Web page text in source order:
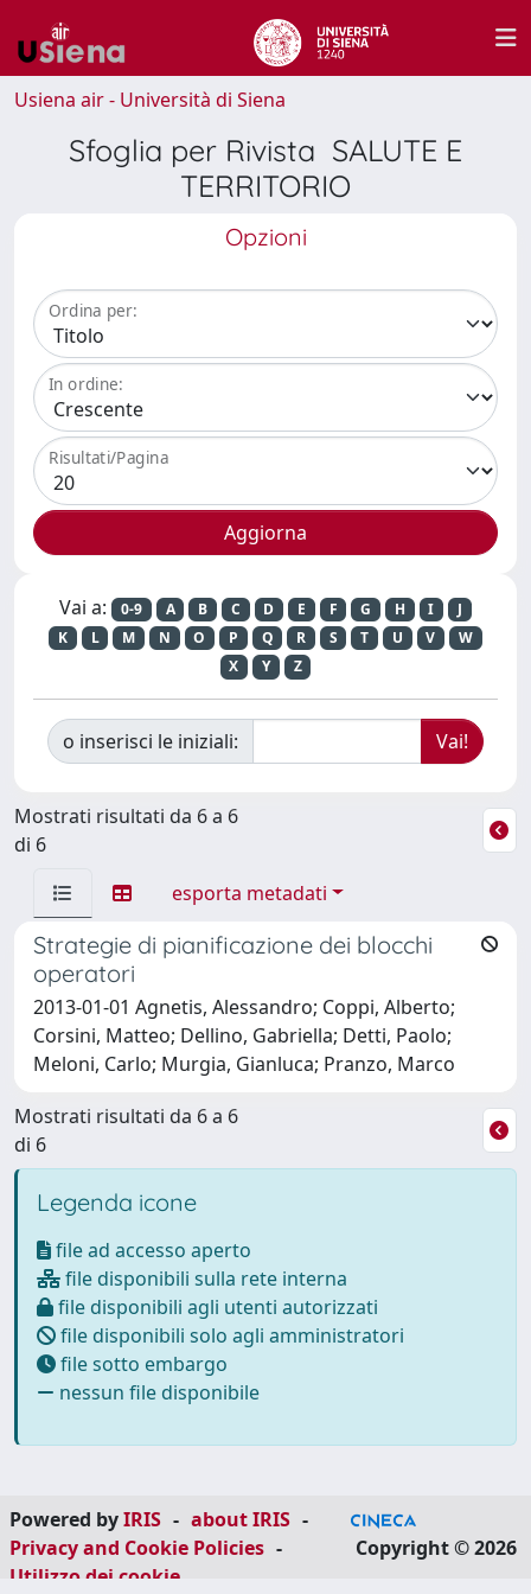
Usiena air - Università di Siena
Sfoglia per Rivista SALUTE E
TERRITORIO
Opzioni
Ordina per:
In ordine:
Risultati/Pagina
Vai a: 0-9 A B C D E F G H I
J
K
L M N O P Q R S T U V
W
X
Y Z
o inserisci le iniziali:
Mostrati risultati da 6 a 6
di 6
esporta metadati
Strategie di pianificazione dei blocchi
operatori
2013-01-01 Agnetis, Alessandro; Coppi, Alberto;
Corsini, Matteo; Dellino, Gabriella; Detti, Paolo;
Meloni, Carlo; Murgia, Gianluca; Pranzo, Marco
Mostrati risultati da 6 a 6
di 6
Legenda icone
file ad accesso aperto
file disponibili sulla rete interna
file disponibili agli utenti autorizzati
file disponibili solo agli amministratori
file sotto embargo
nessun file disponibile
Powered byIRIS - about IRIS -
Privacy and Cookie Policies -
Utilizzo dei cookie
Copyright © 2026